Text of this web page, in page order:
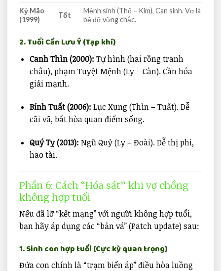
Kỷ Mão
(1999)
Tốt
Mệnh sinh (Thổ – Kim), Can sinh. Vợ là
bệ đỡ vững chắc.
2. Tuổi Cần Lưu Ý (Tạp khí)
Canh Thìn (2000): Tự hình (hai rồng tranh
châu), phạm Tuyệt Mệnh (Ly – Càn). Cần hóa
giải mạnh.
Bính Tuất (2006): Lục Xung (Thìn – Tuất). Dễ
cãi vã, bất hòa quan điểm sống.
Quý Tỵ (2013): Ngũ Quỷ (Ly – Đoài). Dễ thị phi,
hao tài.
Phần 6: Cách “Hóa sát” khi vợ chồng
không hợp tuổi
Nếu đã lỡ “kết mạng” với người không hợp tuổi,
bạn hãy áp dụng các “bản vá” (Patch update) sau:
1. Sinh con hợp tuổi (Cực kỳ quan trọng)
Đứa con chính là “trạm biến áp” điều hòa luồng